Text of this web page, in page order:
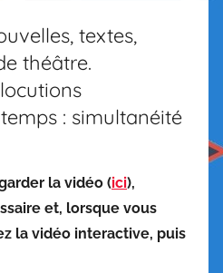
textes,
théâtre.
: simultanéité
la vidéo (ici),
et, lorsque vous
la vidéo interactive, puis